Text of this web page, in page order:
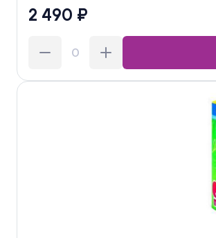
2 490 ₽